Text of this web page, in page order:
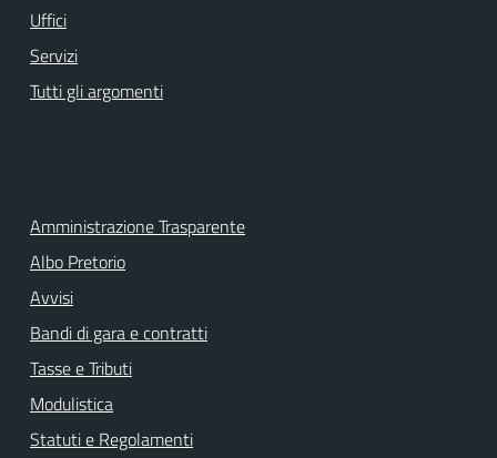
Uffici
Servizi
Tutti gli argomenti
Amministrazione Trasparente
Albo Pretorio
Avvisi
Bandi di gara e contratti
Tasse e Tributi
Modulistica
Statuti e Regolamenti